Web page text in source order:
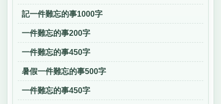
記一件難忘的事1000字
一件難忘的事200字
一件難忘的事450字
暑假一件難忘的事500字
一件難忘的事450字